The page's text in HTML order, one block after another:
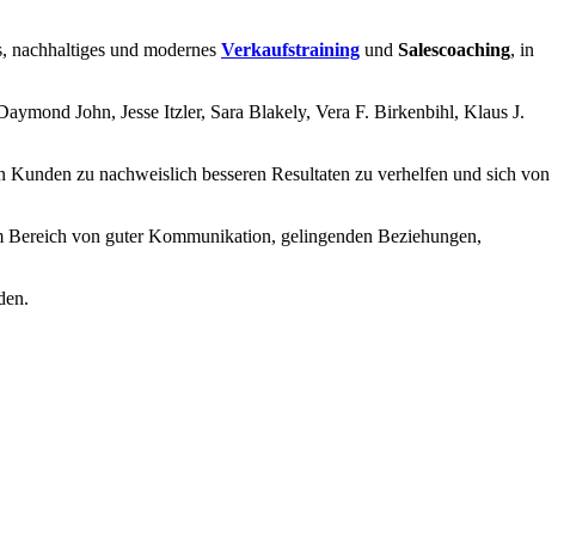
nachhaltiges und modernes Verkaufstraining und Salescoaching, in
John, Jesse Itzler, Sara Blakely, Vera F. Birkenbihl, Klaus J.
Kunden zu nachweislich besseren Resultaten zu verhelfen und sich von
von guter Kommunikation, gelingenden Beziehungen,